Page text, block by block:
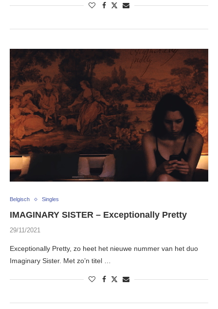
Belgisch Singles
IMAGINARY SISTER – Exceptionally Pretty
29/11/2021
Exceptionally Pretty, zo heet het nieuwe nummer van het duo
Imaginary Sister. Met zo’n titel …